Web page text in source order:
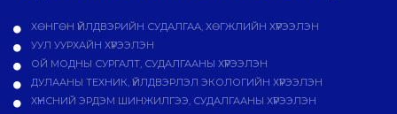
ХӨНГӨН ҮЙЛДВЭРИЙН СУДАЛГАА, ХӨГЖЛИЙН ХҮРЭЭЛЭН
УУЛ УУРХАЙН ХҮРЭЭЛЭН
ОЙ МОДНЫ СУРГАЛТ, СУДАЛГААНЫ ХҮРЭЭЛЭН
ДУЛААНЫ ТЕХНИК, ҮЙЛДВЭРЛЭЛ ЭКОЛОГИЙН ХҮРЭЭЛЭН
ХҮНСНИЙ ЭРДЭМ ШИНЖИЛГЭЭ, СУДАЛГААНЫ ХҮРЭЭЛЭН